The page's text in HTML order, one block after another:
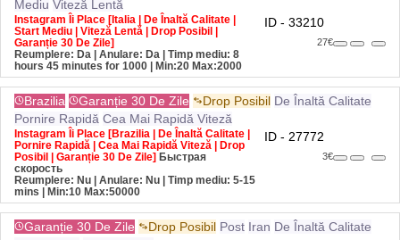
Instagram Îi Place [Italia | De Înaltă Calitate |
Start Mediu | Viteză Lentă | Drop Posibil |
Garanție 30 De Zile]
Reumplere: Da | Anulare: Da | Timp mediu: 8
hours 45 minutes for 1000 | Min:20 Max:2000
27€
Brazilia Garanție 30 De Zile Drop Posibil De Înaltă Calitate
Pornire Rapidă Cea Mai Rapidă Viteză
Instagram Îi Place [Brazilia | De Înaltă Calitate |
Pornire Rapidă | Cea Mai Rapidă Viteză | Drop
Posibil | Garanție 30 De Zile] Быстрая
скорость
Reumplere: Nu | Anulare: Nu | Timp mediu: 5-15
mins| Min:10 Max:50000
3€
Garanție 30 De Zile Drop Posibil Post Iran De Înaltă Calitate
Start Mediu Viteză Lentă